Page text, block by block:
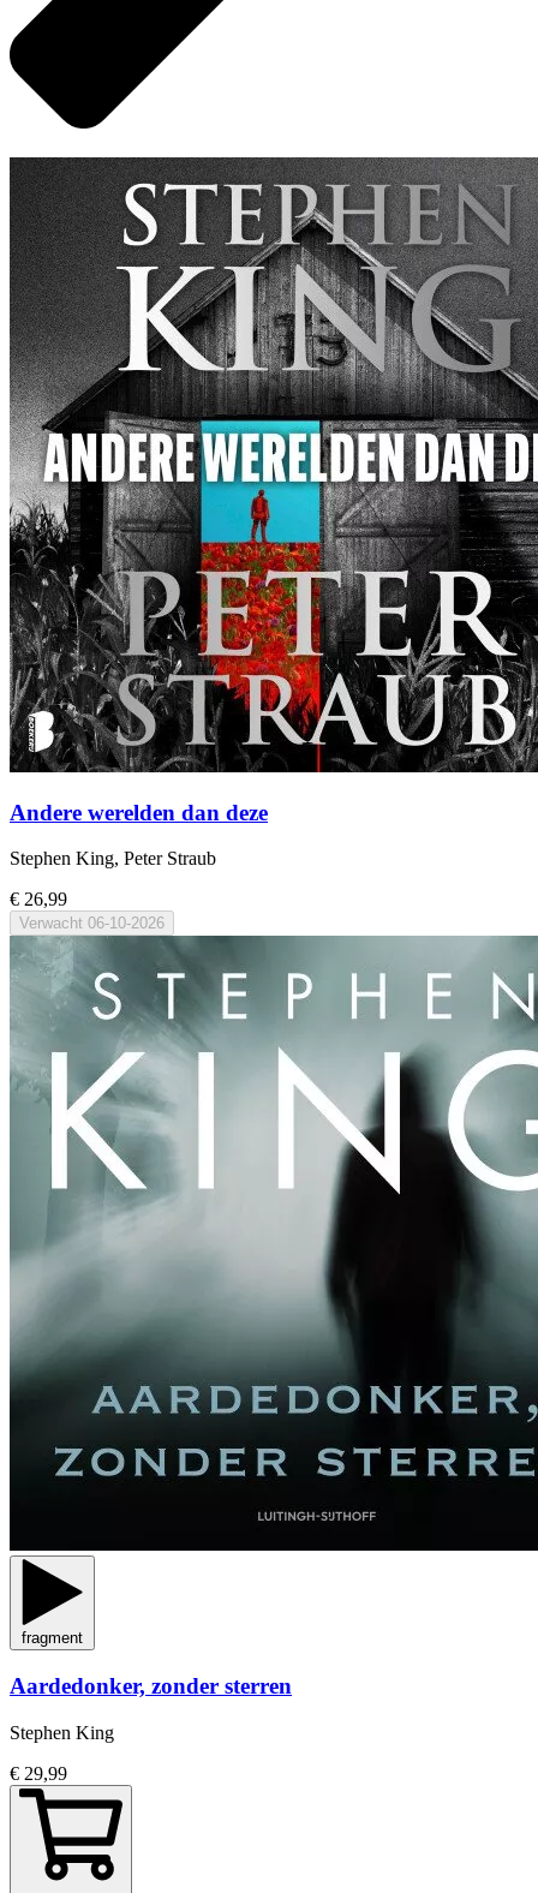
Andere werelden dan deze
Stephen King, Peter Straub
€ 26,99
Verwacht 06-10-2026
fragment
Aardedonker, zonder sterren
Stephen King
€ 29,99